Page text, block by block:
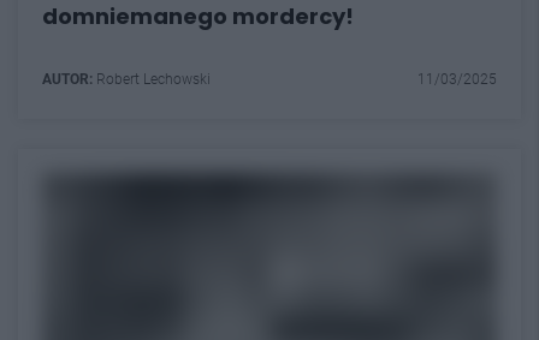
domniemanego mordercy!
AUTOR: Robert Lechowski 11/03/2025